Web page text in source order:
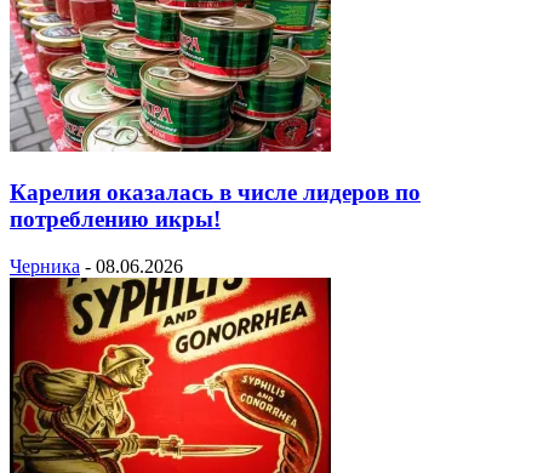
Карелия оказалась в числе лидеров по
потреблению икры!
Черника - 08.06.2026